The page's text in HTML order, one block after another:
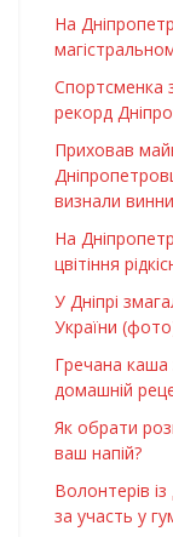
На
Спортсменка
рекорд
Приховав
визнали
На
цвітіння
У Дніпрі
України
Гречана каша
домашній
Як обрати
ваш напій?
Волонтерів
за участь у